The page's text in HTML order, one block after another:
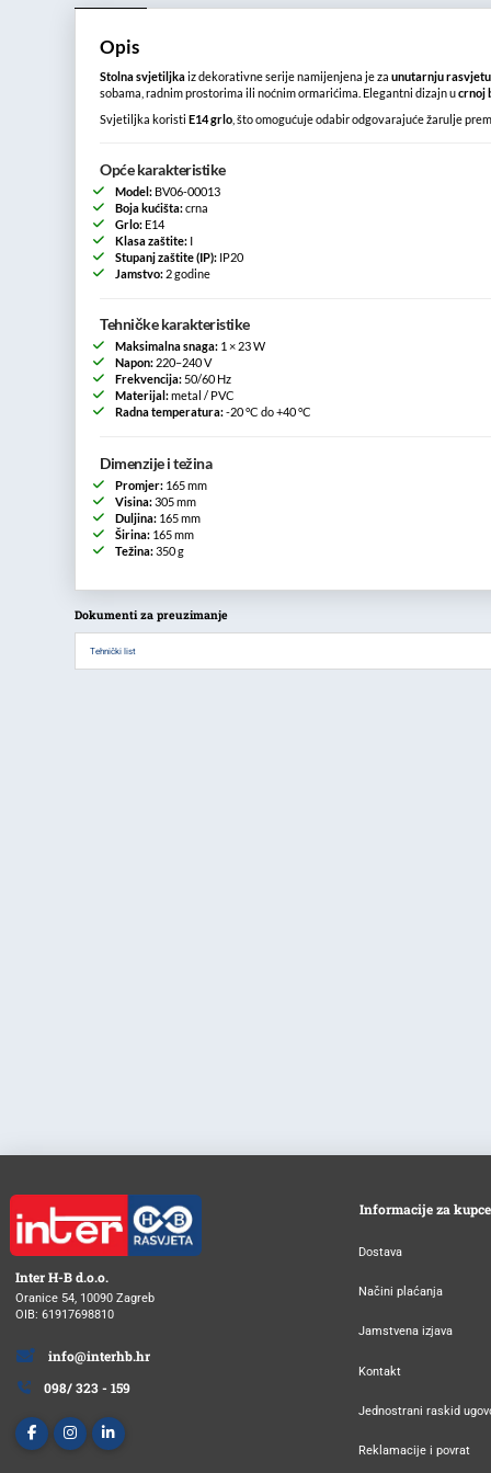
Opis
Stolna svjetiljkaiz dekorativne serije namijenjena je zaunutarnju rasvjetu
sobama, radnim prostorima ili noćnim ormarićima. Elegantni dizajn ucrnoj
Svjetiljka koristiE14 grlo , što omogućuje odabir odgovarajuće žarulje
Opće karakteristike
Model: BV06-00013
Boja kućišta:crna
Grlo: E14
Klasa zaštite: I
Stupanj zaštite (IP): IP20
Jamstvo: 2 godine
Tehničke karakteristike
Maksimalna snaga: 1 × 23 W
Napon: 220–240 V
Frekvencija: 50/60 Hz
Materijal:metal / PVC
Radna temperatura:-20 °C do +40 °C
Dimenzije i težina
Promjer: 165 mm
Visina:305 mm
Duljina: 165 mm
Širina: 165 mm
Težina:350 g
Dokumenti za preuzimanje
Tehnički list
Inter H-B d.o.o.
Oranice 54, 10090 Zagreb
OIB: 61917698810
info@interhb.hr
098/ 323 - 159
Informacije za kupce
Dostava
Načini plaćanja
Jamstvena izjava
Kontakt
Jednostrani raskid
Reklamacije i povrat